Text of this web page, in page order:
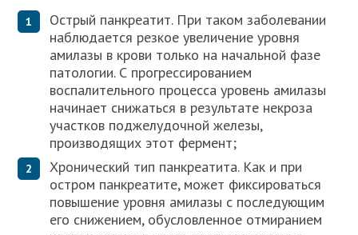
Острый панкреатит. При таком заболевании
наблюдается резкое увеличение уровня
амилазы в крови только на начальной фазе
патологии. С прогрессированием
воспалительного процесса уровень амилазы
начинает снижаться в результате некроза
участков поджелудочной железы,
производящих этот фермент;
Хронический тип панкреатита. Как и при
остром панкреатите, может фиксироваться
повышение уровня амилазы с последующим
его снижением, обусловленное отмиранием